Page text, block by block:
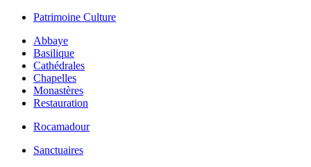
Patrimoine Culture
Abbaye
Basilique
Cathédrales
Chapelles
Monastères
Restauration
Rocamadour
Sanctuaires